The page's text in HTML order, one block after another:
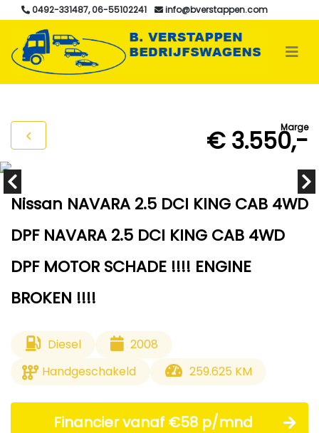
0492-331487, 06-55102241 info@bverstappen.com
Marge
€ 3.550,-
Nissan NAVARA 2.5 DCI KING CAB 4WD
DPF NAVARA 2.5 DCI KING CAB 4WD
DPF MOTOR SCHADE !!!! ENGINE
BROKEN !!!!
Diesel
2008
Handgeschakeld
259.625 KM
Financier vanaf €58 p/mnd